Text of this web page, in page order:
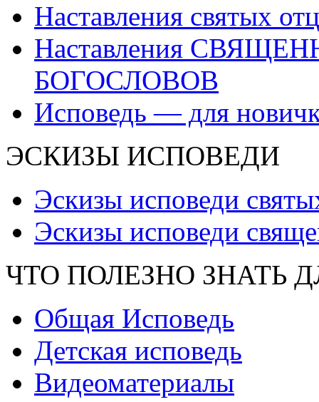
Наставления святых
Наставления
БОГОСЛОВОВ
Исповедь — для
ЭСКИЗЫ ИСПОВЕДИ
Эскизы исповеди
Эскизы исповеди
ЧТО ПОЛЕЗНО ЗНАТЬ
Общая Исповедь
Детская исповедь
Видеоматериалы